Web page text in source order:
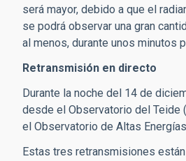
será mayor, debido a que el
se podrá observar una gran
al menos, durante unos minutos
Retransmisión en directo
Durante la noche del 14 de
desde el Observatorio del Teide
el Observatorio de Altas Energías
Estas tres retransmisiones